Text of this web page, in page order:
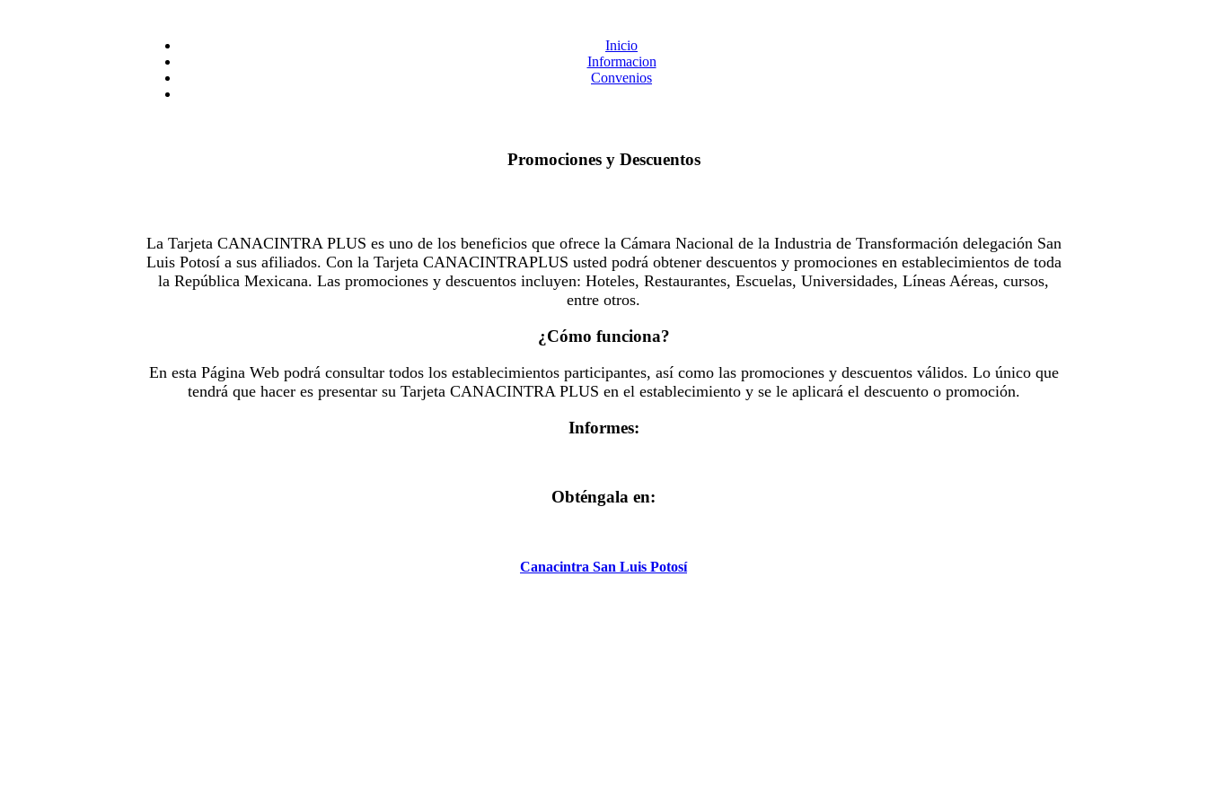
Inicio
Informacion
Convenios
Promociones y Descuentos
La Tarjeta CANACINTRA PLUS es uno de los beneficios que ofrece la Cámara Nacional de la Industria de Transformación delegación San
Luis Potosí a sus afiliados. Con la Tarjeta CANACINTRAPLUS usted podrá obtener descuentos y promociones en establecimientos de toda
la República Mexicana. Las promociones y descuentos incluyen: Hoteles, Restaurantes, Escuelas, Universidades, Líneas Aéreas, cursos,
entre otros.
¿Cómo funciona?
En esta Página Web podrá consultar todos los establecimientos participantes, así como las promociones y descuentos válidos. Lo único que
tendrá que hacer es presentar su Tarjeta CANACINTRA PLUS en el establecimiento y se le aplicará el descuento o promoción.
Informes:
Obténgala en:
Canacintra San Luis Potosí